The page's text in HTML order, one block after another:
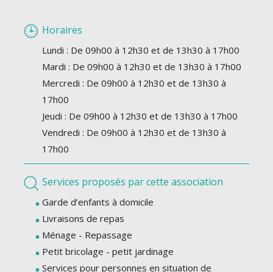
Horaires
Lundi : De 09h00 à 12h30 et de 13h30 à 17h00
Mardi : De 09h00 à 12h30 et de 13h30 à 17h00
Mercredi : De 09h00 à 12h30 et de 13h30 à
17h00
Jeudi : De 09h00 à 12h30 et de 13h30 à 17h00
Vendredi : De 09h00 à 12h30 et de 13h30 à
17h00
Services proposés par cette association
Garde d’enfants à domicile
Livraisons de repas
Ménage - Repassage
Petit bricolage - petit jardinage
Services pour personnes en situation de